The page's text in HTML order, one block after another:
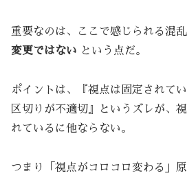
重要なのは、ここで感じられる混乱
変更ではない という点だ。
ポイントは、『視点は固定されて
区切りが不適切』というズレが、
れているに他ならない。
つまり「視点がコロコロ変わる」原